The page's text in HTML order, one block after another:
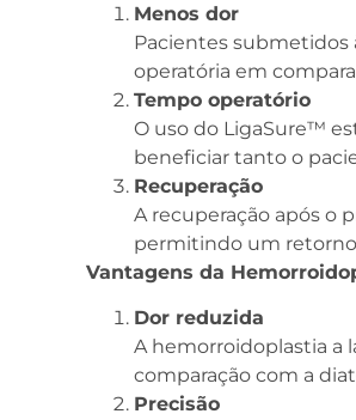
Menos dor
Pacientes
operatória em
Tempo operatório
O uso do LigaSure™
beneficiar tanto o
Recuperação
A recuperação após o
permitindo um retorno
Vantagens da
Dor reduzida
A hemorroidoplastia a
comparação com a
Precisão